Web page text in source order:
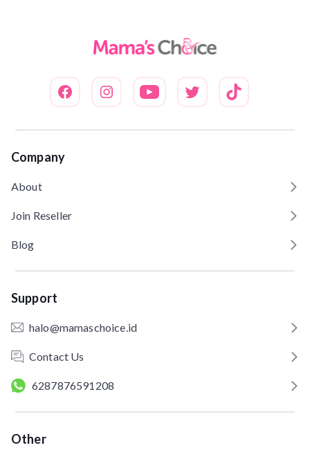
Company
About
Join Reseller
Blog
Support
halo@mamaschoice.id
Contact Us
6287876591208
Other